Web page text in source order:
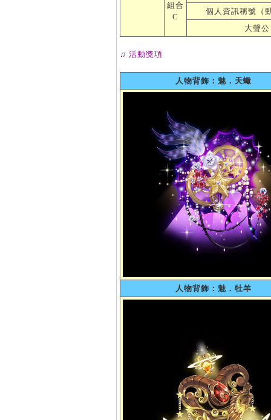
組合
C
個人資訊稱號（
大聲
♫ 活動獎項
人物背飾：魅．天蠍
人物背飾：魅．牡羊